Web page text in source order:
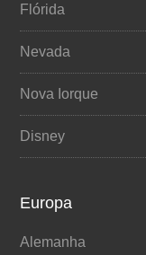
Flórida
Nevada
Nova Iorque
Disney
Europa
Alemanha